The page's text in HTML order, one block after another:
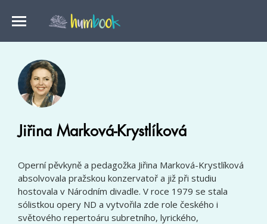
Jiřina Marková-Krystlíková
Operní pěvkyně a pedagožka Jiřina Marková-Krystlíková
absolvovala pražskou konzervatoř a již při studiu
hostovala v Národním divadle. V roce 1979 se stala
sólistkou opery ND a vytvořila zde role českého i
světového repertoáru subretního, lyrického,